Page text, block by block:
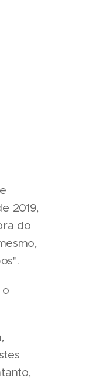
2019,
do